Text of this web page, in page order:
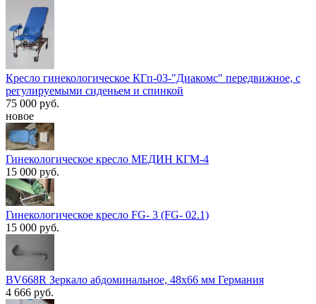
Кресло гинекологическое КГп-03-"Диакомс" передвижное, с
регулируемыми сиденьем и спинкой
75 000 руб.
новое
Гинекологическое кресло МЕДИН КГМ-4
15 000 руб.
Гинекологическое кресло FG- 3 (FG- 02.1)
15 000 руб.
BV668R Зеркало абдоминальное, 48х66 мм Германия
4 666 руб.